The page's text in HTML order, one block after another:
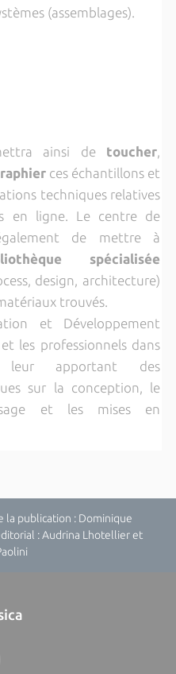
(assemblages).
ainsi de toucher,
ces échantillons et
techniques relatives
en ligne. Le centre de
de mettre à
spécialisée
design, architecture)
trouvés.
et Développement
les professionnels dans
leur apportant des
sur la conception, le
et les mises en
publication : Dominique
: Audrina Lhotellier et